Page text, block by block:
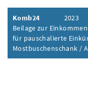
Komb24
2023
Beilage zur
für pauschalierte
Mostbuschenschank /
Inhalt aufklappen